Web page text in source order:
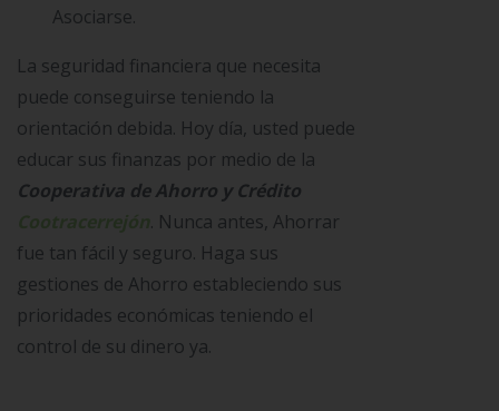
Asociarse.
La seguridad financiera que necesita
puede conseguirse teniendo la
orientación debida. Hoy día, usted puede
educar sus finanzas por medio de la
Cooperativa de Ahorro y Crédito
. Nunca antes, Ahorrar
fue tan fácil y seguro. Haga sus
gestiones de Ahorro estableciendo sus
prioridades económicas teniendo el
control de su dinero ya.